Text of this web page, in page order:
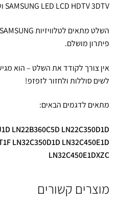
SAMSUNG LED LCD HDTV 3DTV ועוד..
פיתרון מושלם.
אין צורך לקודד את השלט – הוא
לשים סוללות ולחזור לזפזפ!
מתאים לדגמים הבאים:
LN22B360C5D LN22C350D1D
LN32C350D1D LN32C450E1D
LN32C450E1DXZC
מוצרים קשורים